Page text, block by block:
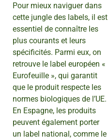
Pour mieux naviguer dans
cette jungle des labels, il est
essentiel de connaître les
plus courants et leurs
spécificités. Parmi eux, on
retrouve le label européen «
Eurofeuille », qui garantit
que le produit respecte les
normes biologiques de l’UE.
En Espagne, les produits
peuvent également porter
un label national, comme le